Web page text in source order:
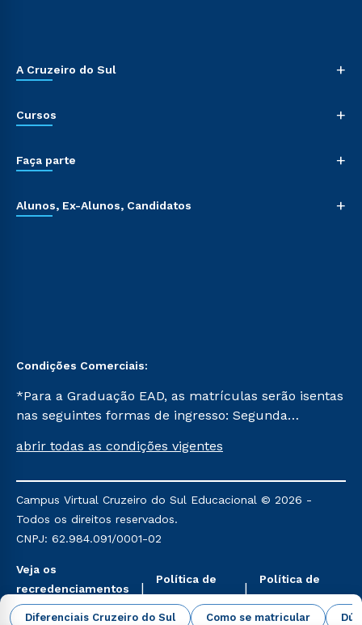
Diferenciais Cruzeiro do Sul Como se matricular
A Cruzeiro do Sul +
Cursos +
Faça parte +
Alunos, Ex-Alunos, Candidatos +
Condições Comerciais:
*Para a Graduação EAD, as matrículas serão isentas
nas seguintes formas de ingresso: Segunda
Já para as demais, a taxa de matrícula será de R$
mencionadas são referentes aos cursos: Ensino
Religioso, Geografia para a Docência e Metodologia
do Ensino de História: Questões Atuais.
abrir todas as condições vigentes
Campus Virtual Cruzeiro do Sul Educacional © 2026 -
Todos os direitos reservados.
CNPJ: 62.984.091/0001-02
Veja os
recredenciamentos
aqui
Política de
Privacidade
Política de
Cookies